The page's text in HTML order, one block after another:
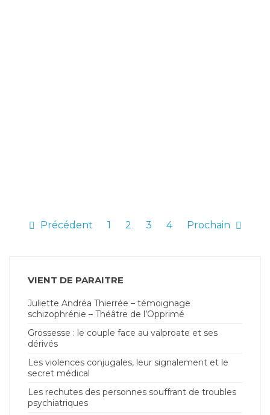
Précédent 1 2 3 4 Prochain
VIENT DE PARAITRE
Juliette Andréa Thierrée – témoignage
schizophrénie – Théâtre de l’Opprimé
Grossesse : le couple face au valproate et ses
dérivés
Les violences conjugales, leur signalement et le
secret médical
Les rechutes des personnes souffrant de troubles
psychiatriques